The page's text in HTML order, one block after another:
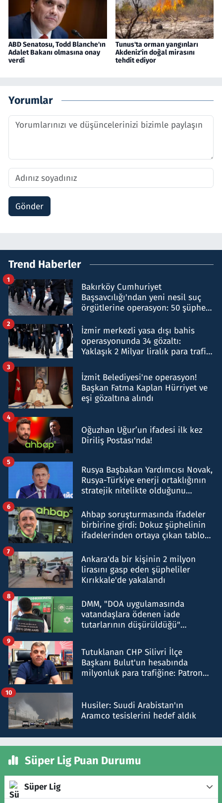
ABD Senatosu, Todd Blanche'ın
Adalet Bakanı olmasına onay
verdi
Tunus'ta orman yangınları
Akdeniz'in doğal mirasını
tehdit ediyor
Yorumlar
Gönder
Trend Haberler
Bakırköy Cumhuriyet
Başsavcılığı'ndan yeni nesil suç
örgütlerine operasyon: 50 şüpheli
1
İzmir merkezli yasa dışı bahis
operasyonunda 34 gözaltı:
Yaklaşık 2 Milyar liralık para trafiği
2
İzmit Belediyesi'ne operasyon!
Başkan Fatma Kaplan Hürriyet ve
eşi gözaltına alındı
3
Oğuzhan Uğur’un ifadesi ilk kez
Diriliş Postası'nda!
4
Rusya Başbakan Yardımcısı Novak,
Rusya-Türkiye enerji ortaklığının
stratejik nitelikte olduğunu
5
Ahbap soruşturmasında ifadeler
birbirine girdi: Dokuz şüphelinin
ifadelerinden ortaya çıkan tablo
6
Ankara'da bir kişinin 2 milyon
lirasını gasp eden şüpheliler
Kırıkkale'de yakalandı
7
DMM, "DOA uygulamasında
vatandaşlara ödenen iade
tutarlarının düşürüldüğü"
8
Tutuklanan CHP Silivri İlçe
Başkanı Bulut'un hesabında
milyonluk para trafiğine: Patron
9
Husiler: Suudi Arabistan'ın
Aramco tesislerini hedef aldık
10
Süper Lig Puan Durumu
Süper Lig